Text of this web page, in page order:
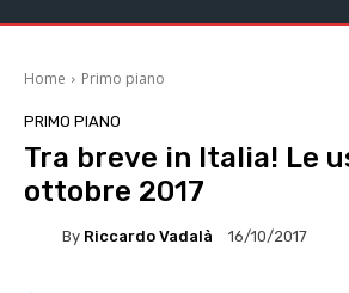
Home Primo piano
PRIMO PIANO
Tra breve in Italia! Le
ottobre 2017
By Riccardo Vadalà 16/10/2017